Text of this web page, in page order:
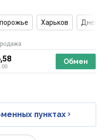
Харьков Днепр
Обмен
пунктах